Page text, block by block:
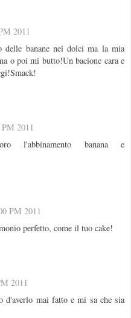
2011
delle banane nei dolci ma la mia
o poi mi butto!Un bacione cara e
2011
l'abbinamento banana e
PM 2011
perfetto, come il tuo cake!
2011
d'averlo mai fatto e mi sa che sia